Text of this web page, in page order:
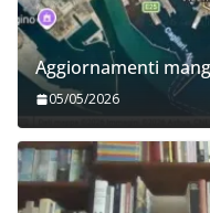
Aggiornamenti
05/05/2026